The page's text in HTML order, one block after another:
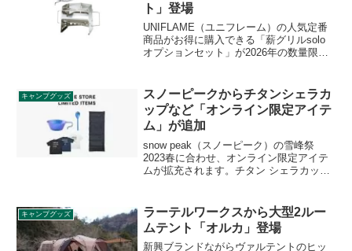
ト」登場
UNIFLAME（ユニフレーム）の人気定番
商品がお得に購入できる「薪グリルsolo
オプションセット」が2026年の数量限定
カップ 300が揃ったお得なセットです。
詳細をレビューします。
キャンプグッズ
スノーピークからチタンシェラカ
ップなど「オンライン限定アイテ
ム」が追加
snow peak（スノーピーク）の雪峰祭
2023春に合わせ、オンライン限定アイテ
ムが拡充されます。チタン シェラカップ
EMBRACE OUTDOOR LIVING T shirtが
追加されます。詳細をレビューします。
キャンプグッズ
ラーテルワークスから大型2ルー
ムテント「オルカ」登場
新興ブランドながらヴァルテントのヒッ